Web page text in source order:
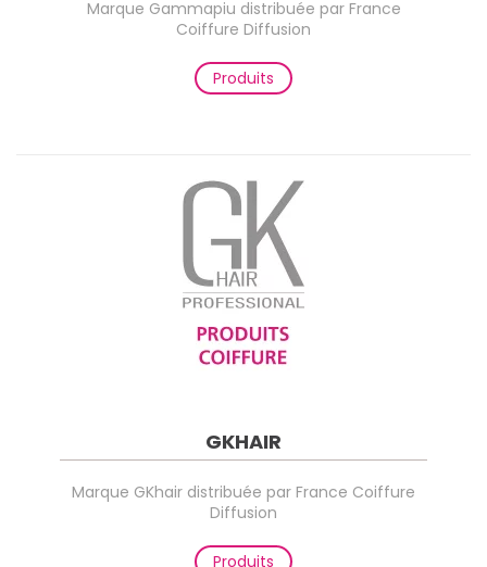
Marque Gammapiu distribuée par France
Coiffure Diffusion
Produits
GKHAIR
Marque GKhair distribuée par France Coiffure
Diffusion
Produits